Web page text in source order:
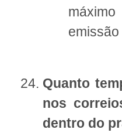
Quanto
nos
dentro do